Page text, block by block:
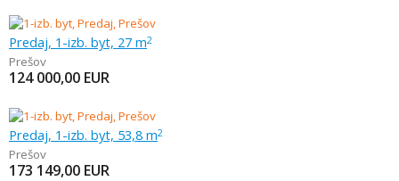
Predaj, 1-izb. byt, 27 m2
Prešov
124 000,00 EUR
Predaj, 1-izb. byt, 53,8 m2
Prešov
173 149,00 EUR